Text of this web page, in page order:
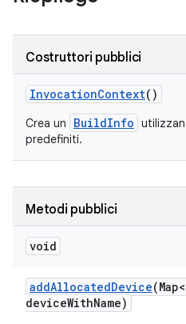
Costruttori pubblici
InvocationContext()
Crea un BuildInfo
predefiniti.
Metodi pubblici
void
addAllocatedDevice
deviceWithName)